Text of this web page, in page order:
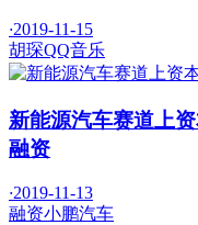
·2019-11-15
胡琛QQ音乐
新能源汽车赛道上
融资
·2019-11-13
融资小鹏汽车